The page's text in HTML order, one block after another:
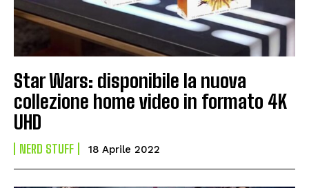
Star Wars: disponibile la nuova
collezione home video in formato 4K
UHD
NERD STUFF 18 Aprile 2022